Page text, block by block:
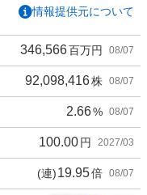
情報提供元について
346,566百万円 08/07
92,098,416株 08/07
2.66% 08/07
100.00円 2027/03
(連)19.95倍 08/07